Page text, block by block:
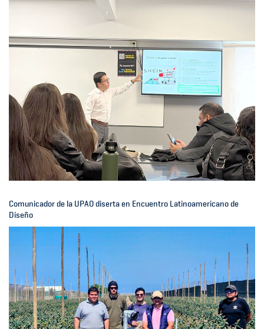
Comunicador de la UPAO diserta en Encuentro Latinoamericano de
Diseño